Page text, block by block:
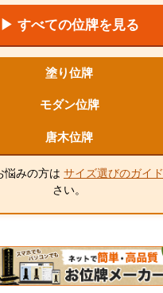
▶ すべての位牌を見る
塗り位牌
モダン位牌
唐木位牌
悩みの方は サイズ選びのガイド
さい。